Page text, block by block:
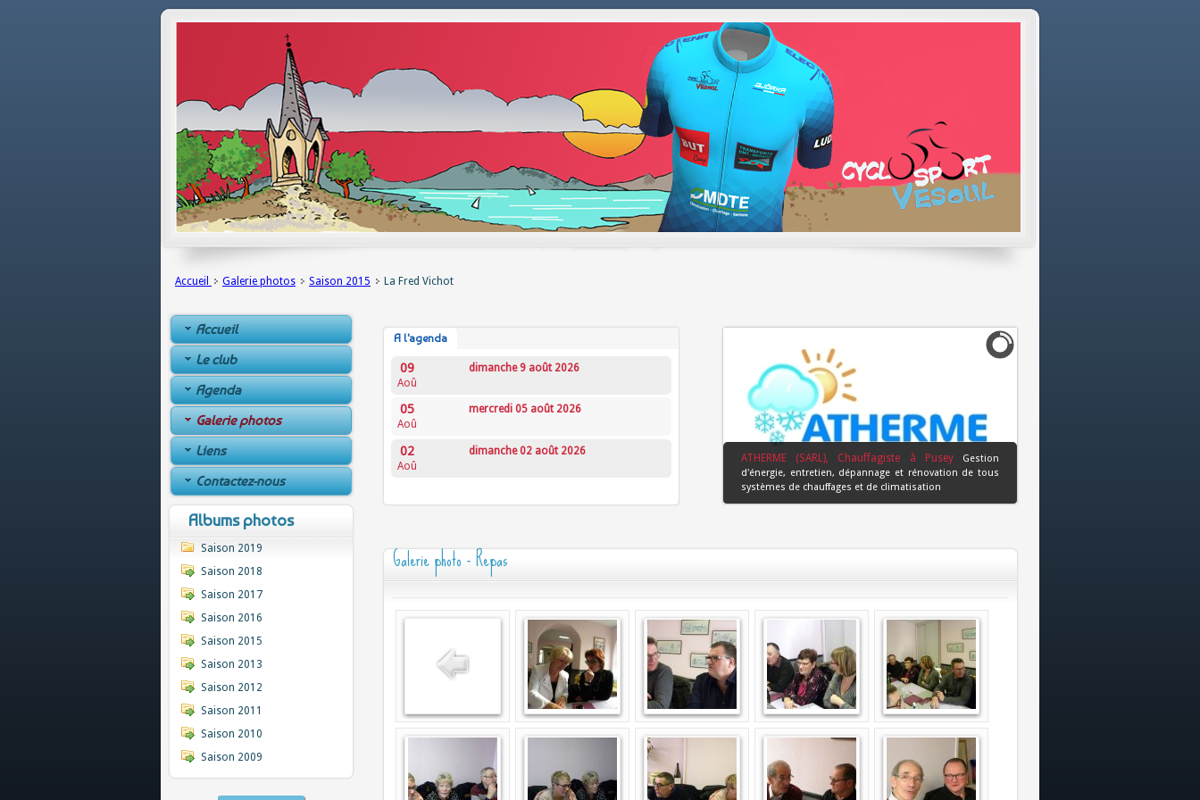
Accueil Galerie photos Saison 2015 La Fred Vichot
Accueil
Le club
Agenda
Galerie photos
Liens
Contactez-nous
Albums photos
Saison 2019
Saison 2018
Saison 2017
Saison 2016
Saison 2015
Saison 2013
Saison 2012
Saison 2011
Saison 2010
Saison 2009
A l'agenda
09
Aoû
dimanche 9 août 2026
05
Aoû
mercredi 05 août 2026
02
Aoû
dimanche 02 août 2026
ATHERME (SARL), Chauffagiste à Pusey
Gestion
d'énergie, entretien, dépannage et rénovation de tous
systèmes de chauffages et de climatisation
Galerie photo - Repas